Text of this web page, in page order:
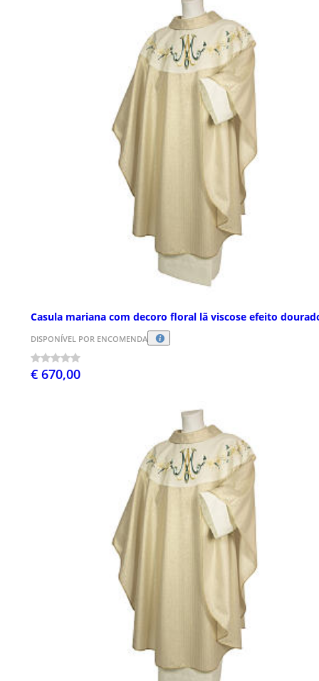
Casula mariana com decoro floral lã viscose efeito
DISPONÍVEL POR ENCOMENDA
€ 670,00